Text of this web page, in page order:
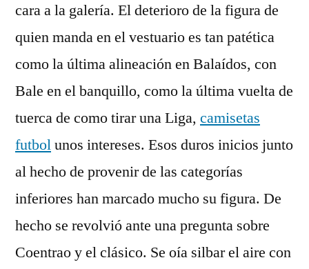
cara a la galería. El deterioro de la figura de
quien manda en el vestuario es tan patética
como la última alineación en Balaídos, con
Bale en el banquillo, como la última vuelta de
tuerca de como tirar una Liga, camisetas
futbolunos intereses. Esos duros inicios junto
al hecho de provenir de las categorías
inferiores han marcado mucho su figura. De
hecho se revolvió ante una pregunta sobre
Coentrao y el clásico. Se oía silbar el aire con